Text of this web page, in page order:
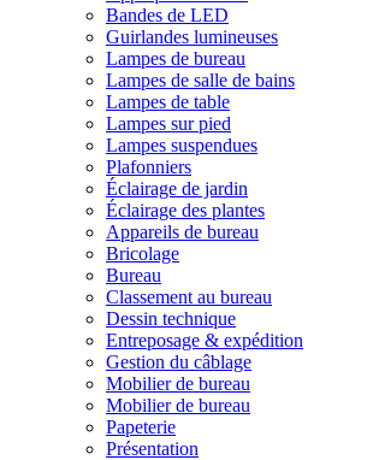
Bandes de LED
Guirlandes lumineuses
Lampes de bureau
Lampes de salle de bains
Lampes de table
Lampes sur pied
Lampes suspendues
Plafonniers
Éclairage de jardin
Éclairage des plantes
Appareils de bureau
Bricolage
Bureau
Classement au bureau
Dessin technique
Entreposage & expédition
Gestion du câblage
Mobilier de bureau
Mobilier de bureau
Papeterie
Présentation